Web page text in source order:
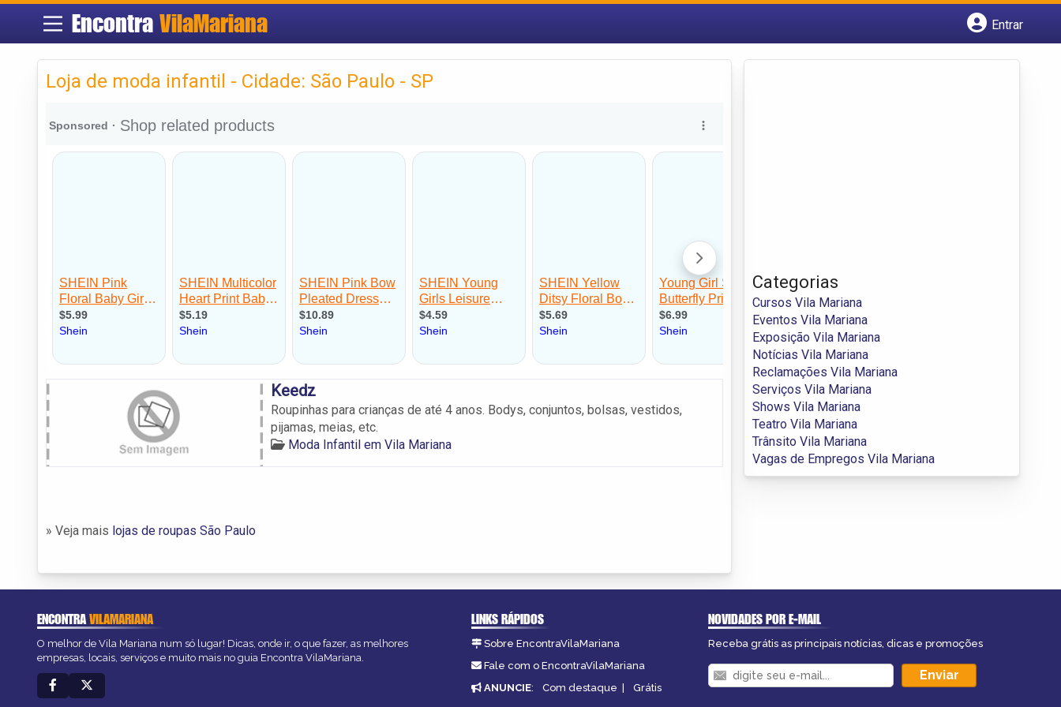
Encontra VilaMariana
Entrar
Loja de moda infantil - Cidade: São Paulo - SP
Keedz
Roupinhas para crianças de até 4 anos. Bodys, conjuntos, bolsas, vestidos,
pijamas, meias, etc.
Moda Infantil em Vila Mariana
» Veja mais lojas de roupas São Paulo
Categorias
Cursos Vila Mariana
Eventos Vila Mariana
Exposição Vila Mariana
Notícias Vila Mariana
Reclamações Vila Mariana
Serviços Vila Mariana
Shows Vila Mariana
Teatro Vila Mariana
Trânsito Vila Mariana
Vagas de Empregos Vila Mariana
ENCONTRAVILAMARIANA
O melhor de Vila Mariana num só lugar! Dicas, onde ir, o que fazer, as melhores
empresas, locais, serviços e muito mais no guia Encontra VilaMariana.
LINKS RÁPIDOS
Sobre EncontraVilaMariana
Fale com o EncontraVilaMariana
ANUNCIE: Com destaque | Grátis
NOVIDADES POR E-MAIL
Receba grátis as principais notícias, dicas e promoções